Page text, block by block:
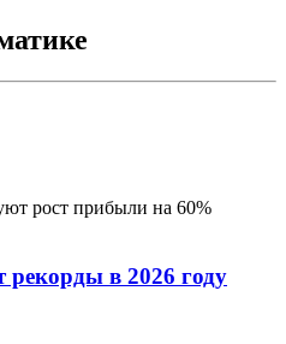
рост прибыли на 60%
в 2026 году